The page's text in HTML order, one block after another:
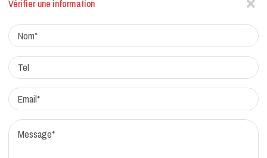
Actualites
Factchecking et règle de rédaction
Protocole de correction
Traitement des réclamations
Vérifier une information